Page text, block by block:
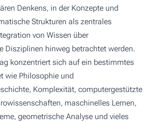
Denkens, in der Konzepte und
Strukturen als zentrales
von Wissen über
Disziplinen hinweg betrachtet werden.
konzentriert sich auf ein bestimmtes
wie Philosophie und
Komplexität, computergestützte
maschinelles Lernen,
geometrische Analyse und vieles